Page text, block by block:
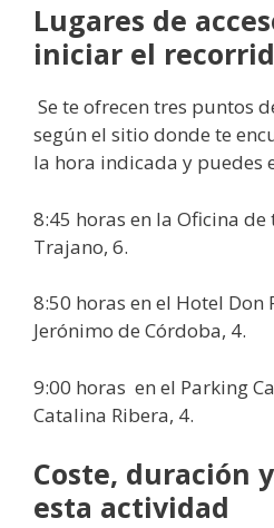
Lugares de
iniciar el
Se te ofrecen tres puntos
según el sitio donde te
la hora indicada y puedes
8:45 horas en la Oficina
Trajano, 6.
8:50 horas en el Hotel Don
Jerónimo de Córdoba, 4.
9:00 horas en el Parking
Catalina Ribera, 4.
Coste, duración
esta actividad